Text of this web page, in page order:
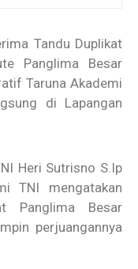
Tandu Duplikat
Panglima Besar
Taruna Akademi
di Lapangan
Heri Sutrisno S.Ip
TNI mengatakan
Panglima Besar
perjuangannya